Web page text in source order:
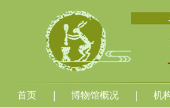
首页 博物馆概况 机